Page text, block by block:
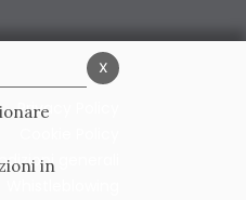
Privacy Policy
generali
x
in